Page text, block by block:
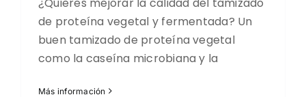
de proteína vegetal y fermentada? Un
buen tamizado de proteína vegetal
como la caseína microbiana y la
Más información